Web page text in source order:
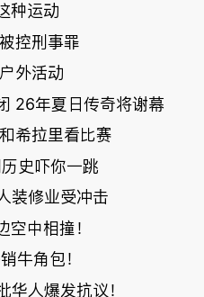
种运动
控刑事罪
外活动
26年夏日传奇将谢幕
希拉里看比赛
史吓你一跳
装修业受冲击
中相撞！
牛角包！
华人爆发抗议！